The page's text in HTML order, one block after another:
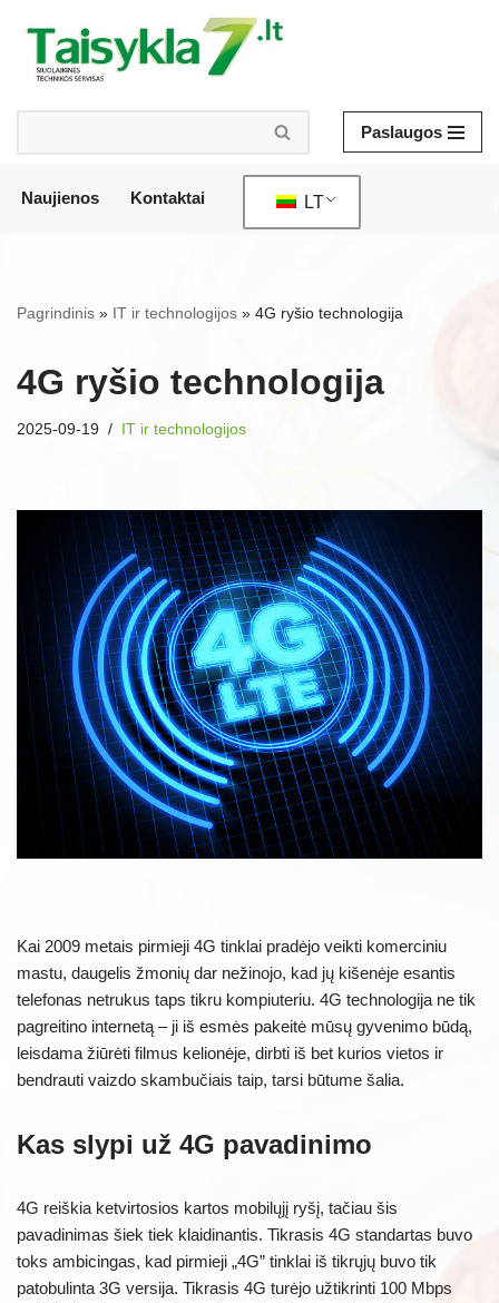
Pereiti
prie
turinio
Paslaugos
Naujienos Kontaktai LT
Pagrindinis » IT ir technologijos » 4G ryšio technologija
4G ryšio technologija
2025-09-19 IT ir technologijos
Kai 2009 metais pirmieji 4G tinklai pradėjo veikti komerciniu
mastu, daugelis žmonių dar nežinojo, kad jų kišenėje esantis
telefonas netrukus taps tikru kompiuteriu. 4G technologija ne tik
pagreitino internetą – ji iš esmės pakeitė mūsų gyvenimo būdą,
leisdama žiūrėti filmus kelionėje, dirbti iš bet kurios vietos ir
bendrauti vaizdo skambučiais taip, tarsi būtume šalia.
Kas slypi už 4G pavadinimo
4G reiškia ketvirtosios kartos mobilųjį ryšį, tačiau šis
pavadinimas šiek tiek klaidinantis. Tikrasis 4G standartas buvo
toks ambicingas, kad pirmieji „4G” tinklai iš tikrųjų buvo tik
patobulinta 3G versija. Tikrasis 4G turėjo užtikrinti 100 Mbps